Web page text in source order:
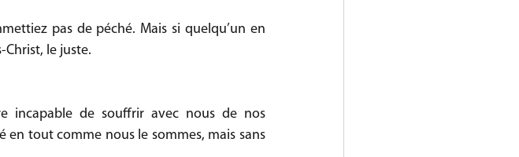
pas de péché. Mais si quelqu’un en
Christ, le juste.
incapable de souffrir avec nous de nos
tout comme nous le sommes, mais sans